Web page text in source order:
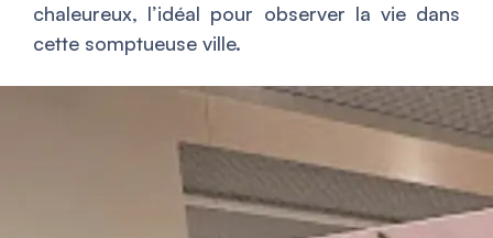
chaleureux, l’idéal pour observer la vie dans
cette somptueuse ville.